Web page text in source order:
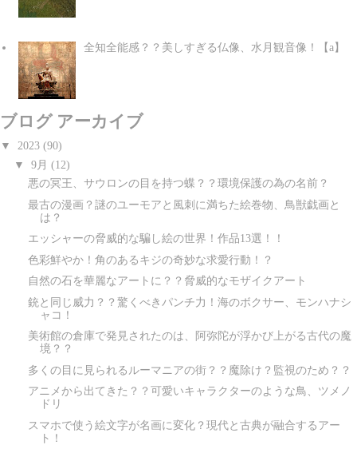
全知全能感？？美しすぎる仏像、水月観音像！【a】
ブログ アーカイブ
▼ 2023 (90)
▼ 9月 (12)
悪の冥王、サウロンの目を持つ蝶？？環境保護の為の名前？
最古の漫画？謎のユーモアと風刺に満ちた絵巻物、鳥獣戯画と
は？
エッシャーの脅威的な騙し絵の世界！作品13選！！
色彩鮮やか！角のあるキジの奇妙な求愛行動！？
自然の石を華麗なアートに？？脅威的なモザイクアート
銃と同じ威力？？驚くべきパンチ力！海のボクサー、モンハナシ
ャコ！
美術館の倉庫で発見されたのは、阿弥陀が浮かび上がる古代の魔
境？？
多くの目に見られるルーマニアの街？？魔除け？監視のため？？
アニメから出てきた？？可愛いキャラクターのような鳥、ツメノ
ドリ
スマホで使う絵文字が名画に変化？現代と古典が融合するアー
ト！